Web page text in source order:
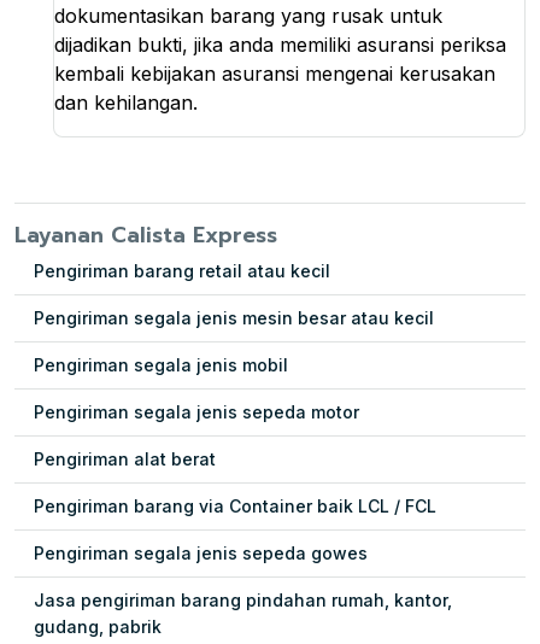
dokumentasikan barang yang rusak untuk
dijadikan bukti, jika anda memiliki asuransi periksa
kembali kebijakan asuransi mengenai kerusakan
dan kehilangan.
Layanan Calista Express
Pengiriman barang retail atau kecil
Pengiriman segala jenis mesin besar atau kecil
Pengiriman segala jenis mobil
Pengiriman segala jenis sepeda motor
Pengiriman alat berat
Pengiriman barang via Container baik LCL / FCL
Pengiriman segala jenis sepeda gowes
Jasa pengiriman barang pindahan rumah, kantor,
gudang, pabrik